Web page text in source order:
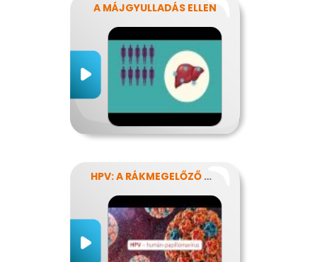
A MÁJGYULLADÁS ELLEN
HPV: A RÁKMEGELŐZŐ OLTÁS